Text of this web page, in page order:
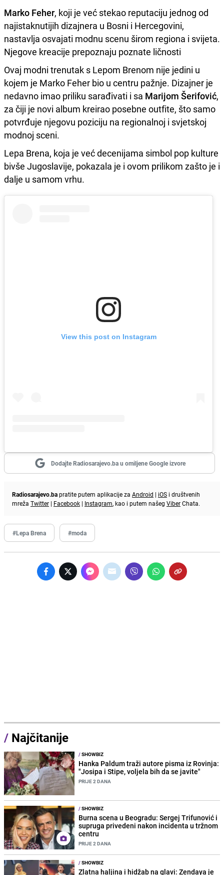
Marko Feher, koji je već stekao reputaciju jednog od
najistaknutijih dizajnera u Bosni i Hercegovini,
nastavlja osvajati modnu scenu širom regiona i svijeta.
Njegove kreacije prepoznaju poznate ličnosti
Ovaj modni trenutak s Lepom Brenom nije jedini u
kojem je Marko Feher bio u centru pažnje. Dizajner je
nedavno imao priliku sarađivati i sa Marijom Šerifović,
za čiji je novi album kreirao posebne outfite, što samo
potvrđuje njegovu poziciju na regionalnoj i svjetskoj
modnoj sceni.
Lepa Brena, koja je već decenijama simbol pop kulture
bivše Jugoslavije, pokazala je i ovom prilikom zašto je i
dalje u samom vrhu.
View this post on Instagram
Dodajte Radiosarajevo.ba u omiljene Google izvore
Radiosarajevo.bapratite putem aplikacije za Android | iOS i društvenih
mreža Twitter | Facebook | Instagram, kao i putem našeg ViberChata.
#Lepa Brena #moda
/ Najčitanije
/SHOWBIZ
Hanka Paldum traži autore pisma iz Rovinja:
"Josipa i Stipe, voljela bih da se javite"
PRIJE 2 DANA
/SHOWBIZ
Burna scena u Beogradu: Sergej Trifunović i
supruga privedeni nakon incidenta u tržnom
centru
PRIJE 2 DANA
/SHOWBIZ
Zlatna haljina i hidžab na glavi: Zendaya je